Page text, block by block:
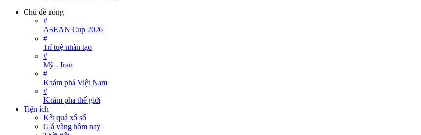
Chủ đề nóng
#
ASEAN Cup 2026
#
Trí tuệ nhân tạo
#
Mỹ - Iran
#
Khám phá Việt Nam
#
Khám phá thế giới
Tiện ích
Kết quả xổ số
Giá vàng hôm nay